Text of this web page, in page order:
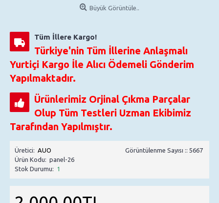
Büyük Görüntüle..
Tüm İllere Kargo!
Türkiye'nin Tüm İllerine Anlaşmalı
Yurtiçi Kargo İle Alıcı Ödemeli Gönderim
Yapılmaktadır.
Ürünlerimiz Orjinal Çıkma Parçalar
Olup Tüm Testleri Uzman Ekibimiz
Tarafından Yapılmıştır.
Görüntülenme Sayısı :: 5667
Üretici: AUO
Ürün Kodu: panel-26
Stok Durumu: 1